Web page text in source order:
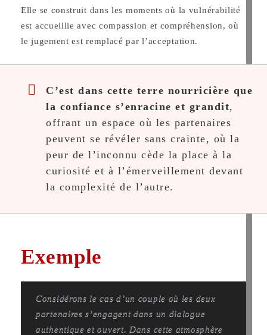
Elle se construit dans les moments où la vulnérabilité
est accueillie avec compassion et compréhension, où
le jugement est remplacé par l’acceptation.
C’est dans cette terre nourricière que
la confiance s’enracine et grandit,
offrant un espace où les partenaires
peuvent se révéler sans crainte, où la
peur de l’inconnu cède la place à la
curiosité et à l’émerveillement devant
la complexité de l’autre.
Exemple
Considérons le cas d’un couple où les deux
partenaires s’engagent dans un dialogue
authentique et ouvert. Dans cette atmosphère